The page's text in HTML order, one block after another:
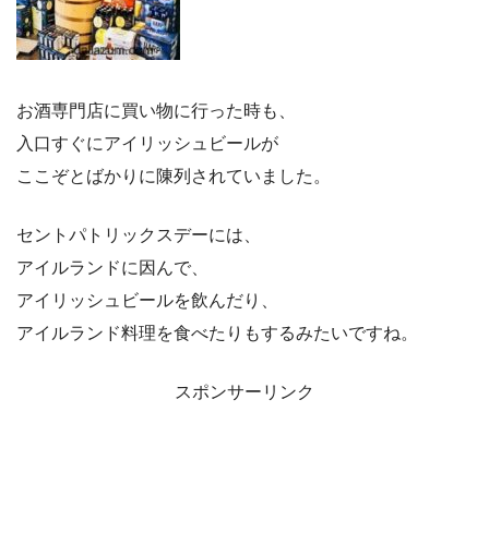
お酒専門店に買い物に行った時も、
入口すぐにアイリッシュビールが
ここぞとばかりに陳列されていました。
セントパトリックスデーには、
アイルランドに因んで、
アイリッシュビールを飲んだり、
アイルランド料理を食べたりもするみたいですね。
スポンサーリンク